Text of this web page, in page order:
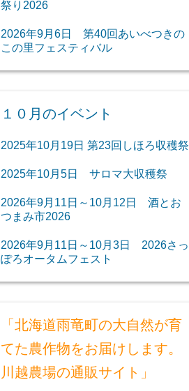
祭り2026
2026年9月6日 第40回あいべつきの
この里フェスティバル
１０月のイベント
2025年10月19日 第23回しほろ収穫祭
2025年10月5日 サロマ大収穫祭
2026年9月11日～10月12日 酒とお
つまみ市2026
2026年9月11日～10月3日 2026さっ
ぽろオータムフェスト
「北海道雨竜町の大自然が育
てた農作物をお届けします。
川越農場の通販サイト」